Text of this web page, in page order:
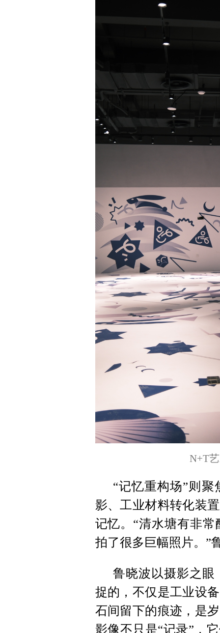
N+T
“记忆重构场”则
影、工业材料转化装
记忆。“清水塘有非
拍了很多巨幅照片。”
鲁晓波以摄影之眼
捉的，不仅是工业设
石间留下的痕迹，是
影像不只是“记录”，